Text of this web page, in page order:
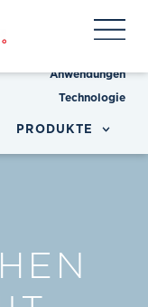
PRODUKTE
Anwendungen
Technologie